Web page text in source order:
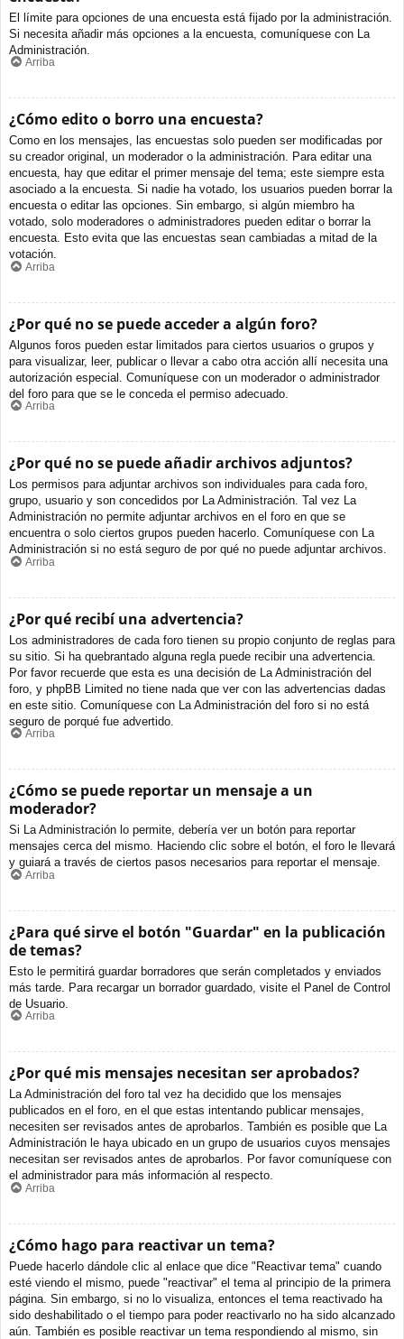
El límite para opciones de una encuesta está fijado por la administración.
Si necesita añadir más opciones a la encuesta, comuníquese con La
Administración.
Arriba
¿Cómo edito o borro una encuesta?
Como en los mensajes, las encuestas solo pueden ser modificadas por
su creador original, un moderador o la administración. Para editar una
encuesta, hay que editar el primer mensaje del tema; este siempre esta
asociado a la encuesta. Si nadie ha votado, los usuarios pueden borrar la
encuesta o editar las opciones. Sin embargo, si algún miembro ha
votado, solo moderadores o administradores pueden editar o borrar la
encuesta. Esto evita que las encuestas sean cambiadas a mitad de la
votación.
Arriba
¿Por qué no se puede acceder a algún foro?
Algunos foros pueden estar limitados para ciertos usuarios o grupos y
para visualizar, leer, publicar o llevar a cabo otra acción allí necesita una
autorización especial. Comuníquese con un moderador o administrador
del foro para que se le conceda el permiso adecuado.
Arriba
¿Por qué no se puede añadir archivos adjuntos?
Los permisos para adjuntar archivos son individuales para cada foro,
grupo, usuario y son concedidos por La Administración. Tal vez La
Administración no permite adjuntar archivos en el foro en que se
encuentra o solo ciertos grupos pueden hacerlo. Comuníquese con La
Administración si no está seguro de por qué no puede adjuntar archivos.
Arriba
¿Por qué recibí una advertencia?
Los administradores de cada foro tienen su propio conjunto de reglas para
su sitio. Si ha quebrantado alguna regla puede recibir una advertencia.
Por favor recuerde que esta es una decisión de La Administración del
foro, y phpBB Limited no tiene nada que ver con las advertencias dadas
en este sitio. Comuníquese con La Administración del foro si no está
seguro de porqué fue advertido.
Arriba
¿Cómo se puede reportar un mensaje a un
moderador?
Si La Administración lo permite, debería ver un botón para reportar
mensajes cerca del mismo. Haciendo clic sobre el botón, el foro le llevará
y guiará a través de ciertos pasos necesarios para reportar el mensaje.
Arriba
¿Para qué sirve el botón "Guardar" en la publicación
de temas?
Esto le permitirá guardar borradores que serán completados y enviados
más tarde. Para recargar un borrador guardado, visite el Panel de Control
de Usuario.
Arriba
¿Por qué mis mensajes necesitan ser aprobados?
La Administración del foro tal vez ha decidido que los mensajes
publicados en el foro, en el que estas intentando publicar mensajes,
necesiten ser revisados antes de aprobarlos. También es posible que La
Administración le haya ubicado en un grupo de usuarios cuyos mensajes
necesitan ser revisados antes de aprobarlos. Por favor comuníquese con
el administrador para más información al respecto.
Arriba
¿Cómo hago para reactivar un tema?
Puede hacerlo dándole clic al enlace que dice "Reactivar tema" cuando
esté viendo el mismo, puede "reactivar" el tema al principio de la primera
página. Sin embargo, si no lo visualiza, entonces el tema reactivado ha
sido deshabilitado o el tiempo para poder reactivarlo no ha sido alcanzado
aún. También es posible reactivar un tema respondiendo al mismo, sin